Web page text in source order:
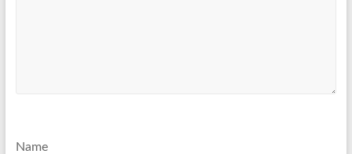
Name